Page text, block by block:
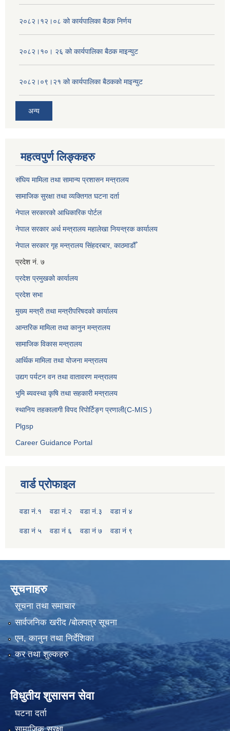
२०८२।१२।०८ को कार्यपालिका बैठक निर्णय
२०८२।१०। २६ को कार्यपालिका बैठक माइन्युट
२०८२।०९।२१ को कार्यपालिका बैठकको माइन्युट
अन्य
महत्वपुर्ण लिङ्कहरु
संघिय मामिला तथा सामान्य प्रशासन मन्त्रालय
सामाजिक सुरक्षा तथा व्यक्तिगत घटना दर्ता
नेपाल सरकारको आधिकारिक पोर्टल
नेपाल सरकार अर्थ मन्त्रालय महालेखा नियन्त्रक कार्यालय
नेपाल सरकार गृह मन्त्रालय सिंहदरबार, काठमाडौँ
प्रदेश नं. ७
प्रदेश प्रमुखको कार्यालय
प्रदेश सभा
मुख्य मन्त्री तथा मन्त्रीपरिषदको कार्यालय
आन्तरिक मामिला तथा कानुन मन्त्रालय
सामाजिक विकास मन्त्रालय
आर्थिक मामिला तथा योजना मन्त्रालय
उद्यग पर्यटन वन तथा वातावरण मन्त्रालय
भुमि ब्यवस्था कृषि तथा सहकारी मन्त्रालय
स्थानिय तहकालागी विपद रिपोर्टिङ्ग प्रणाली(C-MIS )
Plgsp
Career Guidance Portal
वार्ड प्रोफाइल
वडा नं.१ वडा नं.२ वडा नं.३ वडा नं ४
वडा नं ५ वडा नं ६ वडा नं ७ वडा नं ९
सूचनाहरु
सूचना तथा समाचार
सार्वजनिक खरीद /बोलपत्र सूचना
एन, कानुन तथा निर्देशिका
कर तथा शुल्कहरु
विधुतीय शुसासन सेवा
घटना दर्ता